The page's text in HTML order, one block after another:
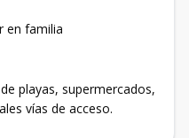
en familia
playas, supermercados,
vías de acceso.